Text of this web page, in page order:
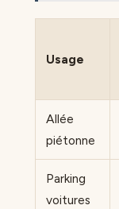
Usage
Allée
piétonne
Parking
voitures